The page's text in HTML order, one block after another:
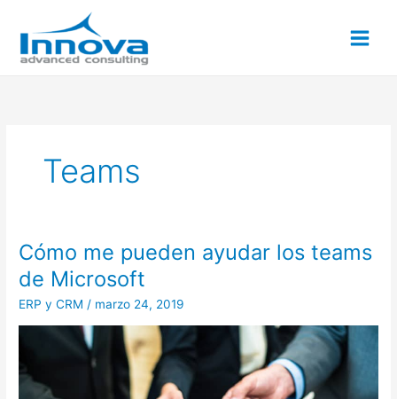
contenido
Teams
Cómo me pueden ayudar los teams
de Microsoft
ERP y CRM / marzo 24, 2019
Cómo
me
pueden
ayudar
los
de
Microsoft